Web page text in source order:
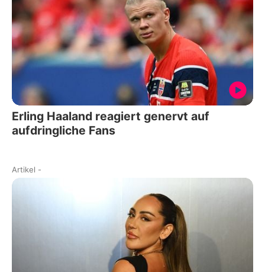
Erling Haaland reagiert genervt auf
aufdringliche Fans
Artikel -